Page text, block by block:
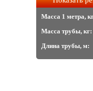
Масса 1 метра,
Масса трубы, кг:
Длина трубы, м: